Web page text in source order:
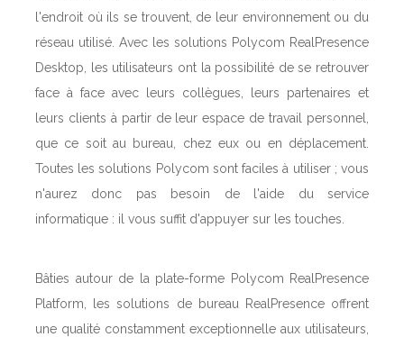
l'endroit où ils se trouvent, de leur environnement ou du
réseau utilisé. Avec les solutions Polycom RealPresence
Desktop, les utilisateurs ont la possibilité de se retrouver
face à face avec leurs collègues, leurs partenaires et
leurs clients à partir de leur espace de travail personnel,
que ce soit au bureau, chez eux ou en déplacement.
Toutes les solutions Polycom sont faciles à utiliser ; vous
n'aurez donc pas besoin de l'aide du service
informatique : il vous suffit d'appuyer sur les touches.
Bâties autour de la plate-forme Polycom RealPresence
Platform, les solutions de bureau RealPresence offrent
une qualité constamment exceptionnelle aux utilisateurs,